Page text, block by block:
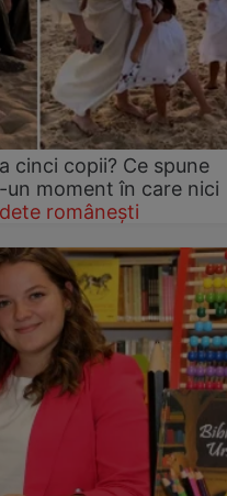
cinci copii? Ce spune
un moment în care nici
românești